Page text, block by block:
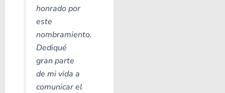
honrado por
este
nombramiento.
Dediqué
gran parte
de mi vida a
comunicar el